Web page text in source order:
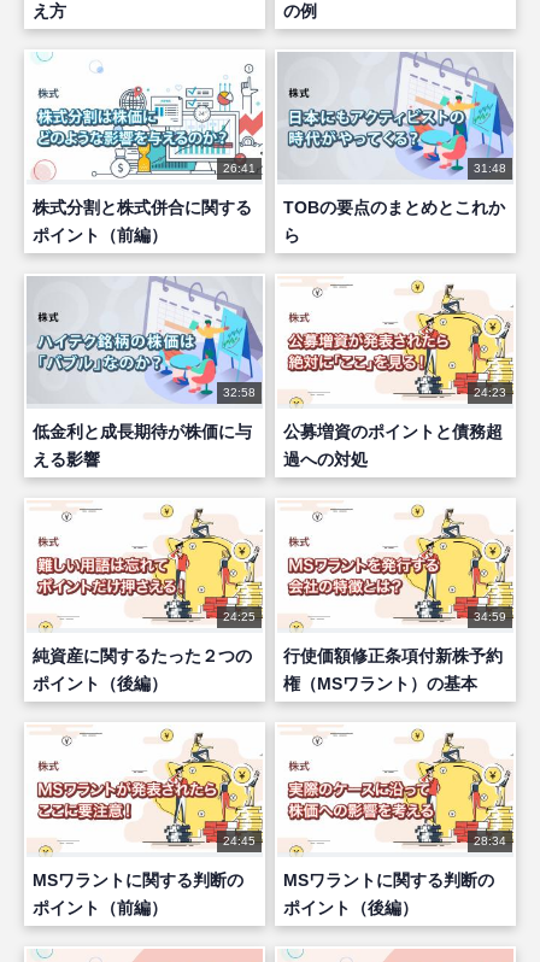
え方
の例
26:41
株式分割と株式併合に関する
ポイント（前編）
31:48
TOBの要点のまとめとこれか
ら
32:58
低金利と成長期待が株価に与
える影響
24:23
公募増資のポイントと債務超
過への対処
24:25
純資産に関するたった２つの
ポイント（後編）
34:59
行使価額修正条項付新株予約
権（MSワラント）の基本
24:45
MSワラントに関する判断の
ポイント（前編）
28:34
MSワラントに関する判断の
ポイント（後編）